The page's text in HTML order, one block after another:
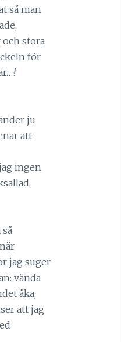
så man
och stora
för
ju
att
ingen
jag suger
vända
åka,
att jag